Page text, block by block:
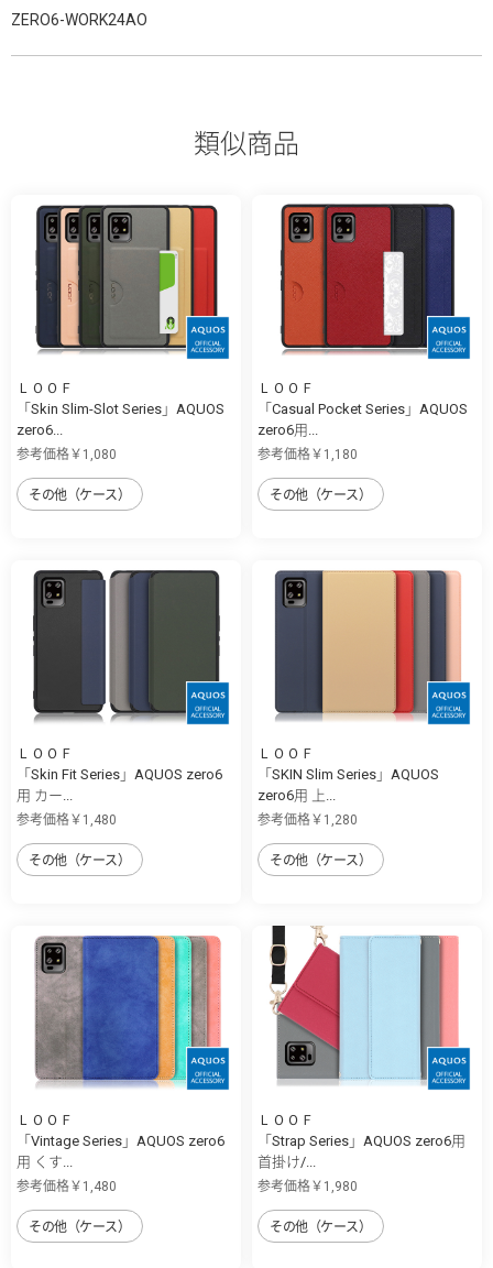
ZERO6-WORK24AO
類似商品
ＬＯＯＦ
「Skin Slim-Slot Series」AQUOS
zero6...
参考価格￥1,080
その他（ケース）
ＬＯＯＦ
「Casual Pocket Series」AQUOS
zero6用...
参考価格￥1,180
その他（ケース）
ＬＯＯＦ
「Skin Fit Series」AQUOS zero6
用 カー...
参考価格￥1,480
その他（ケース）
ＬＯＯＦ
「SKIN Slim Series」AQUOS
zero6用 上...
参考価格￥1,280
その他（ケース）
ＬＯＯＦ
「Vintage Series」AQUOS zero6
用 くす...
参考価格￥1,480
その他（ケース）
ＬＯＯＦ
「Strap Series」AQUOS zero6用
首掛け/...
参考価格￥1,980
その他（ケース）